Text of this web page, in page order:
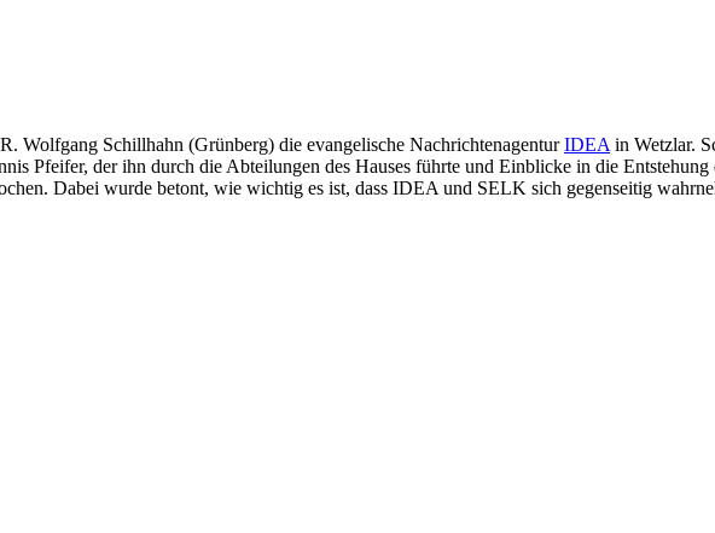
Wolfgang Schillhahn (Grünberg) die evangelische NachrichtenagenturIDEA in Wetzlar.
Pfeifer, der ihn durch die Abteilungen des Hauses führte und Einblicke in die
Dabei wurde betont, wie wichtig es ist, dass IDEA und SELK sich gegenseitig